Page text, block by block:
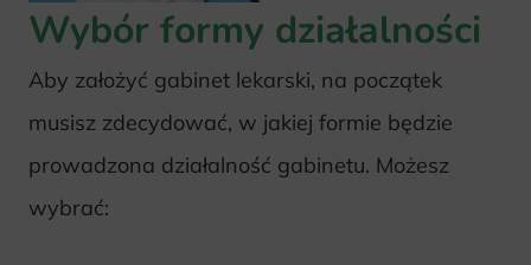
Wybór formy działalności
Aby założyć gabinet lekarski, na początek
musisz zdecydować, w jakiej formie będzie
prowadzona działalność gabinetu. Możesz
wybrać: